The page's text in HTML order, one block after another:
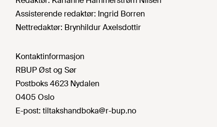
Assisterende redaktør: Ingrid Borren
Nettredaktør: Brynhildur Axelsdottir
Kontaktinformasjon
RBUP Øst og Sør
Postboks 4623 Nydalen
0405 Oslo
E-post: tiltakshandboka@r-bup.no